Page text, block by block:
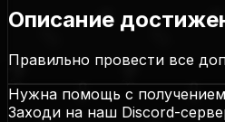
Описание
Правильно провести все
Нужна помощь с
Заходи на наш Discord-